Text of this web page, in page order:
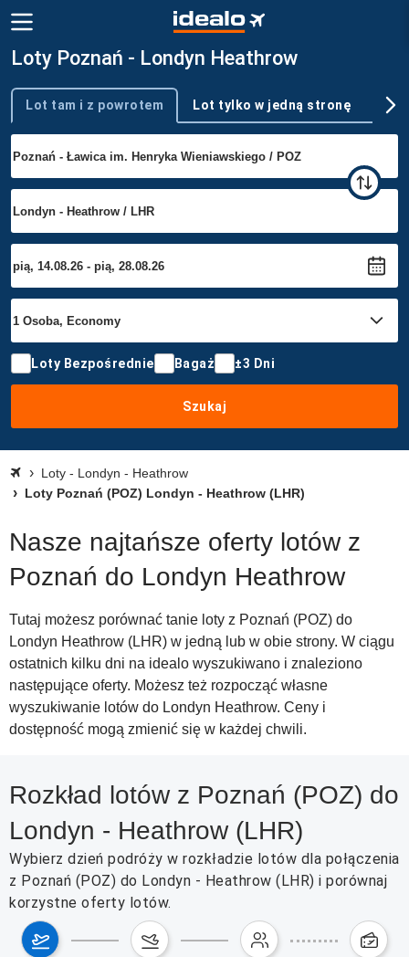
Loty Poznań - Londyn Heathrow
Typ podróży
Lot tam i z powrotem Lot tylko w jedną stronę
Loty Bezpośrednie Bagaż ±3 Dni
Szukaj
Loty - Londyn - Heathrow
Loty Poznań (POZ) Londyn - Heathrow (LHR)
Nasze najtańsze oferty lotów z
Poznań do Londyn Heathrow
Tutaj możesz porównać tanie loty z Poznań (POZ) do
Londyn Heathrow (LHR) w jedną lub w obie strony. W ciągu
ostatnich kilku dni na idealo wyszukiwano i znaleziono
następujące oferty. Możesz też rozpocząć własne
wyszukiwanie lotów do Londyn Heathrow. Ceny i
dostępność mogą zmienić się w każdej chwili.
Rozkład lotów z Poznań (POZ) do
Londyn - Heathrow (LHR)
Wybierz dzień podróży w rozkładzie lotów dla połączenia
z Poznań (POZ) do Londyn - Heathrow (LHR) i porównaj
korzystne oferty lotów.